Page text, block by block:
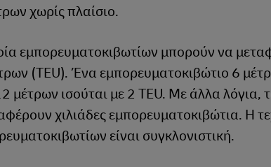
χωρίς πλαίσιο.
εμπορευματοκιβωτίων μπορούν να
(TEU). Ένα εμπορευματοκιβώτιο 6
μέτρων ισούται με 2 TEU. Με άλλα λόγια,
χιλιάδες εμπορευματοκιβώτια. Η
είναι συγκλονιστική.